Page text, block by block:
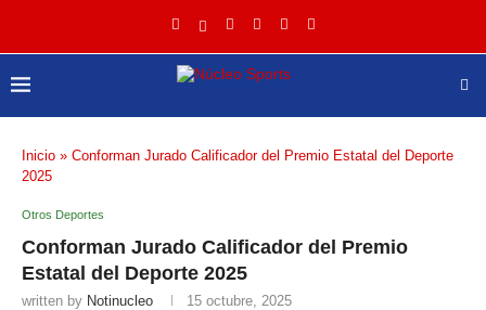
Inicio » Conforman Jurado Calificador del Premio Estatal del Deporte
2025
Otros Deportes
Conforman Jurado Calificador del Premio
Estatal del Deporte 2025
written by Notinucleo 15 octubre, 2025